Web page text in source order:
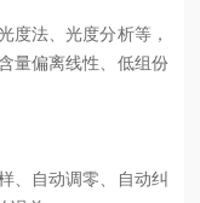
法、光度分析等，
量偏离线性、低组份
自动调零、自动纠